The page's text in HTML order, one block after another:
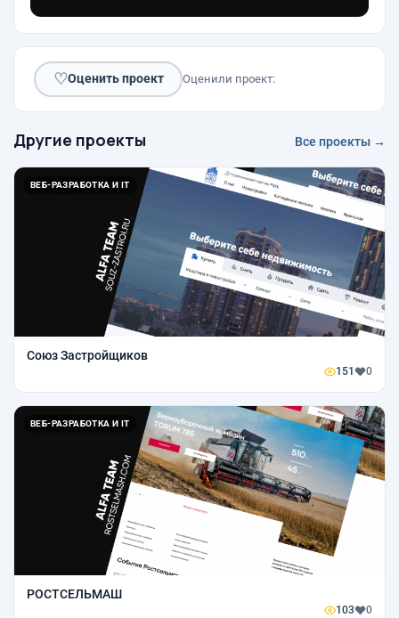
♡Оценить проект Оценили проект:
Другие проекты Все проекты →
ВЕБ-РАЗРАБОТКА И IT
Союз Застройщиков
151 0
ВЕБ-РАЗРАБОТКА И IT
РОСТСЕЛЬМАШ
103 0